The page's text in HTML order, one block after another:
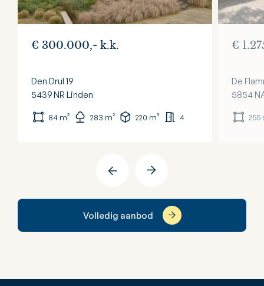
€ 300.000,- k.k.
Den Drul 19
5439 NR Linden
84 m² 283 m² 220 m³ 4
€
De
5854
255
Volledig aanbod